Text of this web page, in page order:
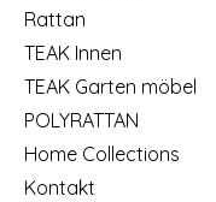
Rattan
TEAK Innen
TEAK Garten möbel
POLYRATTAN
Home Collections
Kontakt